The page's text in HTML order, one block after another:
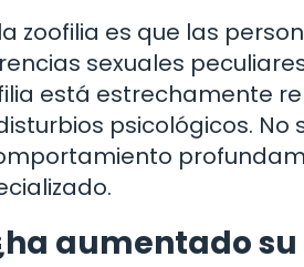
zoofilia es que las
sexuales
está estrechamente
psicológicos. No
aumentado